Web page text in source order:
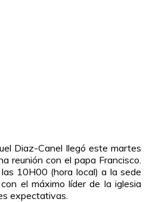
Diaz-Canel llegó este martes
reunión con el papa Francisco.
10H00 (hora local) a la sede
el máximo líder de la iglesia
expectativas.